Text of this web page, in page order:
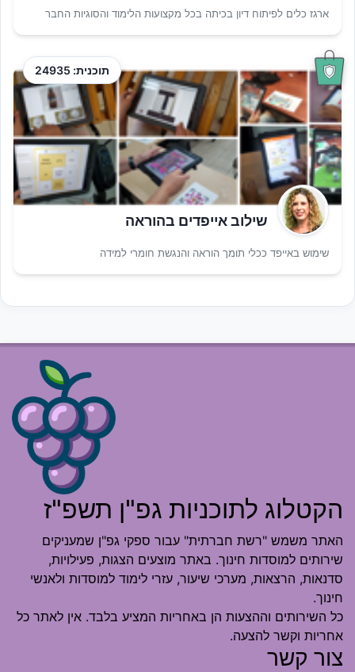
ארגז כלים לפיתוח דיון בכיתה בכל מקצועות הלימוד והסוגיות החבר
תוכנית: 24935
שילוב אייפדים בהוראה
שימוש באייפד ככלי תומך הוראה והנגשת חומרי למידה
הקטלוג לתוכניות גפ"ן תשפ"ז
האתר משמש "רשת חברתית" עבור ספקי גפ"ן שמעניקים
שירותים למוסדות חינוך. באתר מוצעים הצגות, פעילויות,
סדנאות, הרצאות, מערכי שיעור, עזרי לימוד למוסדות ולאנשי
חינוך.
כל השירותים וההצעות הן באחריות המציע בלבד. אין לאתר כל
אחריות וקשר להצעה.
צור קשר